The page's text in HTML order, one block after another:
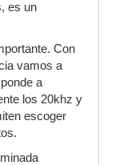
es un
Con
vamos a
a
los 20khz y
escoger